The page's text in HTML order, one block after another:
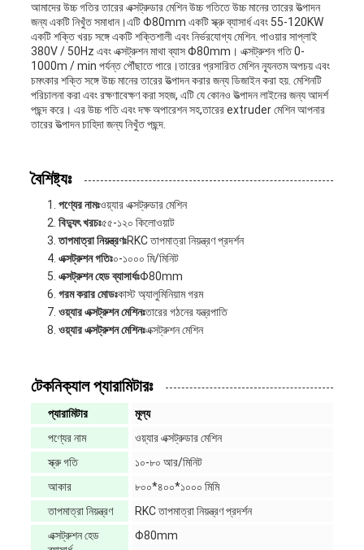
সাইট
ম্যাপ
PRIVACY
আমাদের উচ্চ গতির তারের এক্সট্রুডার মেশিন উচ্চ গতিতে উচ্চ মানের তারের উত্পাদন
জন্য একটি নিখুঁত সমাধান।এটি Φ80mm একটি স্ক্রু ব্যাসার্ধ এবং 55-120KW
একটি শক্তি খরচ সঙ্গে একটি শক্তিশালী এবং নির্ভরযোগ্য মেশিন. পাওয়ার সাপ্লাই
380V / 50Hz এবং এক্সট্রুশন মাথা ব্যাস Φ80mm। এক্সট্রুশন গতি 0-
1000m / min পর্যন্ত পৌঁছাতে পারে।তারের প্রসারিত মেশিন ন্যূনতম অপচয় এবং
চমৎকার শক্তি সঙ্গে উচ্চ মানের তারের উত্পাদন করার জন্য ডিজাইন করা হয়. মেশিনটি
পরিচালনা করা এবং রক্ষণাবেক্ষণ করা সহজ, এটি যে কোনও উত্পাদন লাইনের জন্য আদর্শ
পছন্দ করে। এর উচ্চ গতি এবং দক্ষ অপারেশন সহ,তারের extruder মেশিন আপনার
তারের উত্পাদন চাহিদা জন্য নিখুঁত পছন্দ.
বৈশিষ্ট্যঃ
পণ্যের নামঃওয়্যার এক্সট্রুডার মেশিন
বিদ্যুৎ খরচঃ৫৫-১২০ কিলোওয়াট
তাপমাত্রা নিয়ন্ত্রণঃRKC তাপমাত্রা নিয়ন্ত্রণ প্রদর্শন
এক্সট্রুশন গতিঃ০-১০০০ মি/মিনিট
এক্সট্রুশন হেড ব্যাসার্ধঃΦ80mm
গরম করার মোডঃকাস্ট অ্যালুমিনিয়াম গরম
ওয়্যার এক্সট্রুশন মেশিনঃতারের গঠনের যন্ত্রপাতি
ওয়্যার এক্সট্রুশন মেশিনঃএক্সট্রুশন মেশিন
টেকনিক্যাল প্যারামিটারঃ
প্যারামিটার
মূল্য
পণ্যের নাম
ওয়্যার এক্সট্রুডার মেশিন
স্ক্রু গতি
১০-৮০ আর/মিনিট
আকার
৮০০*৪০০*১০০০ মিমি
তাপমাত্রা নিয়ন্ত্রণ
RKC তাপমাত্রা নিয়ন্ত্রণ প্রদর্শন
এক্সট্রুশন হেড
Φ80mm